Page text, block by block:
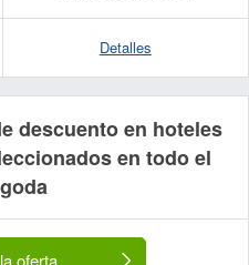
Detalles
descuento en hoteles
en todo el
oferta